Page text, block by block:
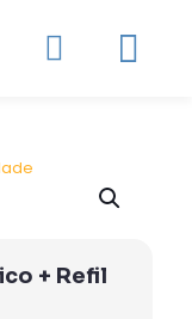
+ Refil